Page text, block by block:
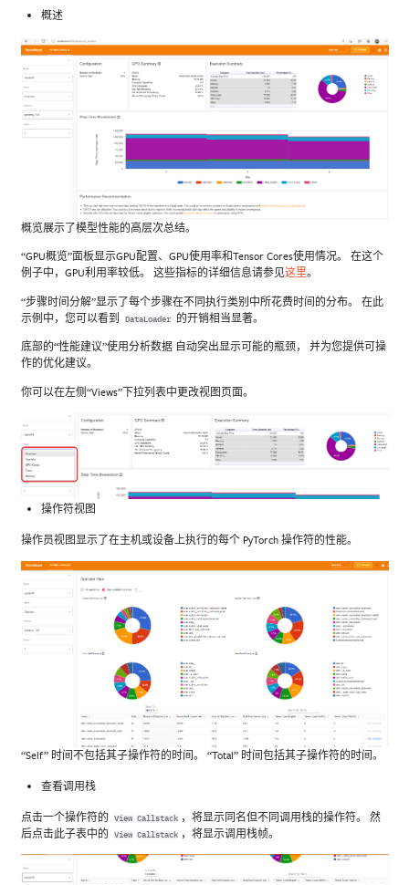
概述
概览展示了模型性能的高层次总结。
“GPU概览”面板显示GPU配置、GPU使用率和Tensor Cores使用情况。 在这个
例子中，GPU利用率较低。 这些指标的详细信息请参见这里。
“步骤时间分解”显示了每个步骤在不同执行类别中所花费时间的分布。 在此
示例中，您可以看到
DataLoader 的开销相当显著。
底部的“性能建议”使用分析数据 自动突出显示可能的瓶颈， 并为您提供可操
作的优化建议。
你可以在左侧“Views”下拉列表中更改视图页面。
操作符视图
操作员视图显示了在主机或设备上执行的每个 PyTorch 操作符的性能。
“Self” 时间不包括其子操作符的时间。 “Total” 时间包括其子操作符的时间。
查看调用栈
点击一个操作符的 View Callstack ，将显示同名但不同调用栈的操作符。 然
后点击此子表中的
View Callstack ，将显示调用栈帧。